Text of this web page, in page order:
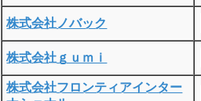
株式会社ノバック
株式会社ｇｕｍｉ
株式会社フロンティアインター